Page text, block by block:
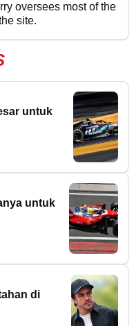
oversees most of the
site.
untuk
untuk
di